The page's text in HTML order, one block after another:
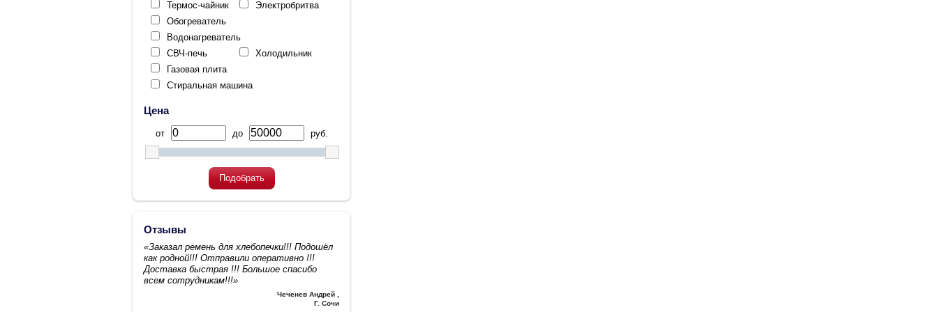
Термос-чайник
Электробритва
Обогреватель
Водонагреватель
СВЧ-печь
Холодильник
Газовая плита
Стиральная машина
Цена
от до руб.
Подобрать
Отзывы
«Заказал ремень для хлебопечки!!! Подошёл
как родной!!! Отправили оперативно !!!
Доставка быстрая !!! Большое спасибо
всем сотрудникам!!!»
Чеченев Андрей
Г. Сочи